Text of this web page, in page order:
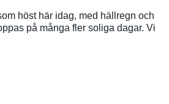
höst här idag, med hällregn och
på många fler soliga dagar. Vi